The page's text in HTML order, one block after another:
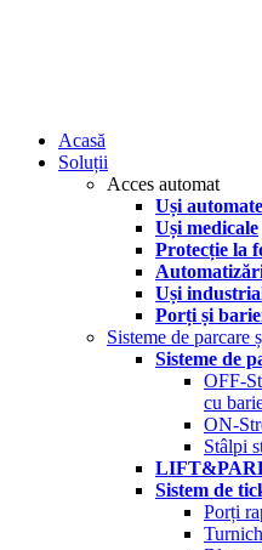
Acasă
Soluții
Acces automat
Uși
Uși medicale
Protecție la
Uși
Porți și
Sisteme de
Sisteme de
OFF-
cu
ON-
Stâlpi
Sistem de
Porți